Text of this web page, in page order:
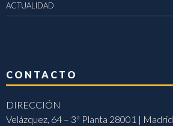
ACTUALIDAD
CONTACTO
DIRECCIÓN
Velázquez, 64 – 3ª Planta 28001 | Madrid